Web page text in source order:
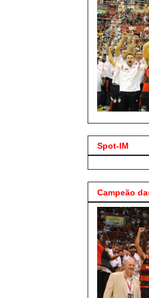
Spot-IM
Campeão